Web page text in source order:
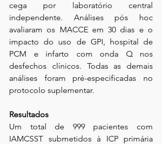
cega por laboratório central
independente. Análises pós hoc
avaliaram os MACCE em 30 dias e o
impacto do uso de GPI, hospital de
PCM e infarto com onda Q nos
desfechos clínicos. Todas as demais
análises foram pré-especificadas no
protocolo suplementar.
Resultados
Um total de 999 pacientes com
IAMCSST submetidos à ICP primária